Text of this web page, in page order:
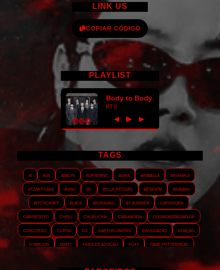
LINK US
COPIAR CÓDIGO
PLAYLIST
Body to Body
BTS
◀ ► ▶
TAGS
AI ASS Abalyn Agraviane Aisha Arabella
Arshanji
Atzarts Mia
Aviso BC Bella_RedGirl Betagem
Bigbang
Bitchcraft
Black Brookang By.summer
Caprihorn
Carriesoto
Cheill Chopuchai Cianamoon
Codinomebeijaflor
Concurso
Curso DS Darthflowers Divulgação
Doação
Dyamoon
Emmy Feira de adoção Foxy
Gabe_Potterhead
GeminnieKook